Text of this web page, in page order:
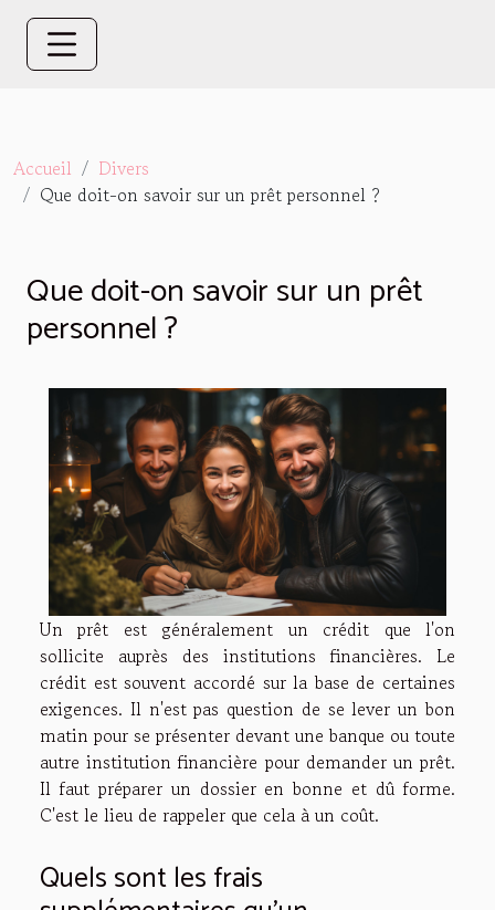
Accueil
Divers
Que doit-on savoir sur un prêt personnel ?
Que doit-on savoir sur un prêt
personnel ?
Un prêt est généralement un crédit que l'on
sollicite auprès des institutions financières. Le
crédit est souvent accordé sur la base de certaines
exigences. Il n'est pas question de se lever un bon
matin pour se présenter devant une banque ou toute
autre institution financière pour demander un prêt.
Il faut préparer un dossier en bonne et dû forme.
C'est le lieu de rappeler que cela à un coût.
Quels sont les frais